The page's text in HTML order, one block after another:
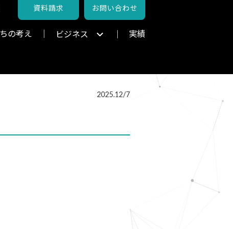
資料請求 お問い合わせ
の考え ビジネス 実績
2025.12/7